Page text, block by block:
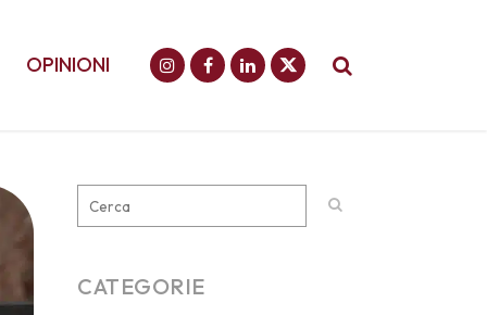
OPINIONI
CATEGORIE